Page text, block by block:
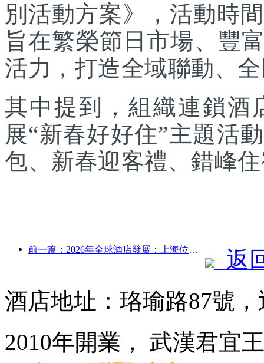
別活動方案》，活動時
旨在繁榮節日市場、豐
活力，打造全域聯動、
其中提到，組織連鎖酒
展“新春好好住”主題活
包、新春迎客禮、錯峰
前一篇：2026年全球酒店發展：上海位居客房新增量榜首
返
酒店地址：珞瑜路87號
2010年開業， 武漢君宜